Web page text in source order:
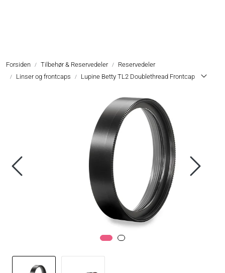
Forsiden Tilbehør & Reservedeler
Reservedeler
Linser og frontcaps
Lupine Betty TL2 Doublethread Frontcap
Hjelmlykter
Tilbehør & Reservedeler
Oppgradering